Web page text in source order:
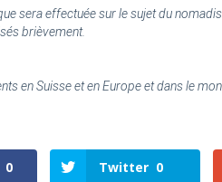
sera effectuée sur le sujet du
brièvement.
en Suisse et en Europe et dans le
0 Twitter 0